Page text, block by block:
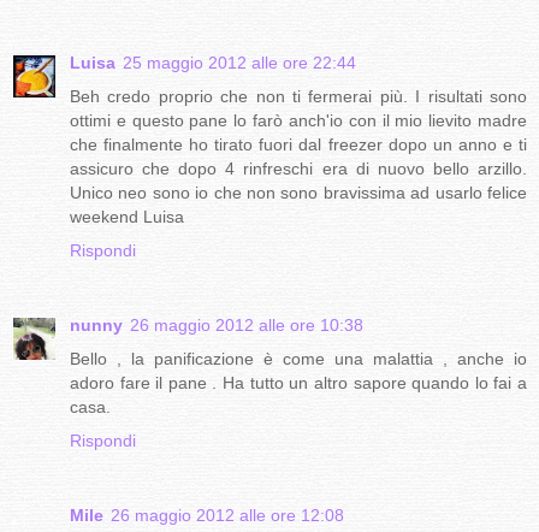
Luisa 25 maggio 2012 alle ore 22:44
Beh credo proprio che non ti fermerai più. I risultati sono
ottimi e questo pane lo farò anch'io con il mio lievito madre
che finalmente ho tirato fuori dal freezer dopo un anno e ti
assicuro che dopo 4 rinfreschi era di nuovo bello arzillo.
Unico neo sono io che non sono bravissima ad usarlo felice
weekend Luisa
Rispondi
nunny 26 maggio 2012 alle ore 10:38
Bello , la panificazione è come una malattia , anche io
adoro fare il pane . Ha tutto un altro sapore quando lo fai a
casa.
Rispondi
Mile 26 maggio 2012 alle ore 12:08